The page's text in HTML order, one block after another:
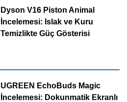
Dyson V16 Piston Animal
İncelemesi: Islak ve Kuru
Temizlikte Güç Gösterisi
UGREEN EchoBuds Magic
İncelemesi: Dokunmatik Ekranlı